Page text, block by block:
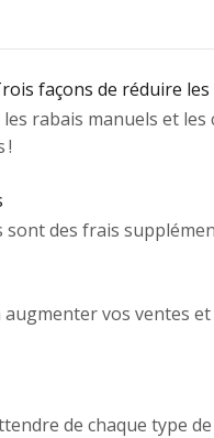
façons de réduire
rabais manuels et
!
sont des frais
vos ventes
de chaque type